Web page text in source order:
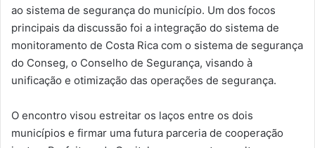
ao sistema de segurança do município. Um dos focos
principais da discussão foi a integração do sistema de
monitoramento de Costa Rica com o sistema de segurança
do Conseg, o Conselho de Segurança, visando à
unificação e otimização das operações de segurança.
O encontro visou estreitar os laços entre os dois
municípios e firmar uma futura parceria de cooperação